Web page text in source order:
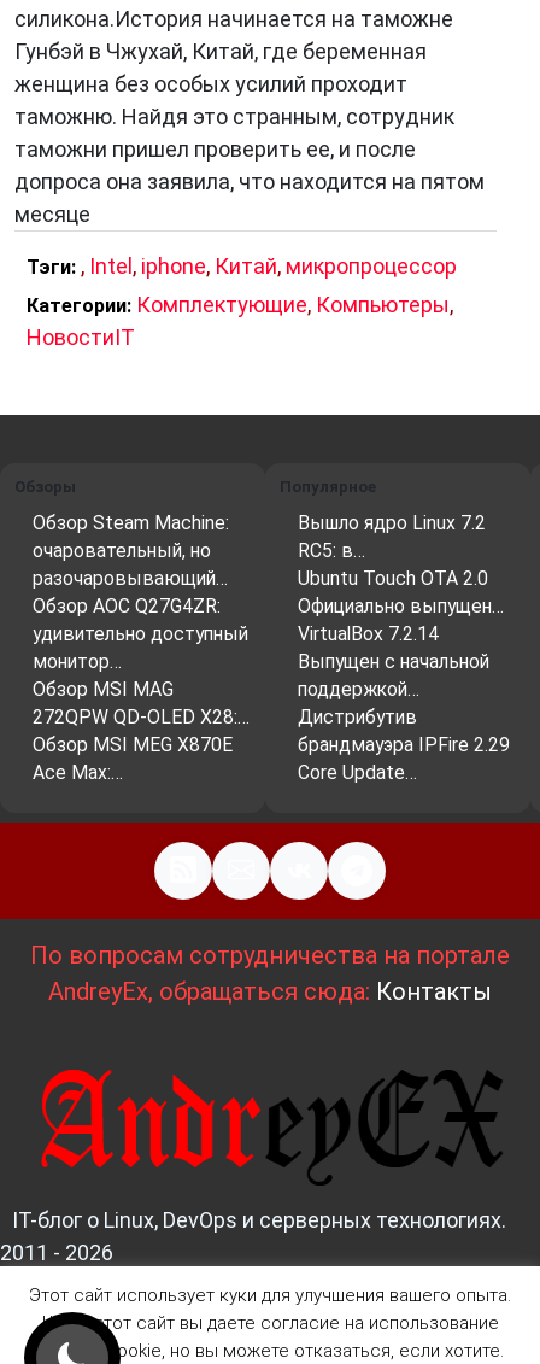
силикона.История начинается на таможне
Гунбэй в Чжухай, Китай, где беременная
женщина без особых усилий проходит
таможню. Найдя это странным, сотрудник
таможни пришел проверить ее, и после
допроса она заявила, что находится на пятом
месяце
Тэги: , Intel , iphone, Китай, микропроцессор
Категории: Комплектующие, Компьютеры,
НовостиIT
Обзоры
Обзор Steam Machine:
очаровательный, но
разочаровывающий…
Обзор AOC Q27G4ZR:
удивительно доступный
монитор…
Обзор MSI MAG
272QPW QD-OLED X28:…
Обзор MSI MEG X870E
Ace Max:…
Популярное
Вышло ядро ​​Linux 7.2
RC5: в…
Ubuntu Touch OTA 2.0
Официально выпущен…
VirtualBox 7.2.14
Выпущен с начальной
поддержкой…
Дистрибутив
брандмауэра IPFire 2.29
Core Update…
По вопросам сотрудничества на портале
AndreyEx, обращаться сюда: Контакты
IT-блог о Linux, DevOps и серверных технологиях.
2011 - 2026
Дизайн и верстка:AndreyEx
Этот сайт использует куки для улучшения вашего опыта.
Читая этот сайт вы даете согласие на использование
файлов Cookie, но вы можете отказаться, если хотите.